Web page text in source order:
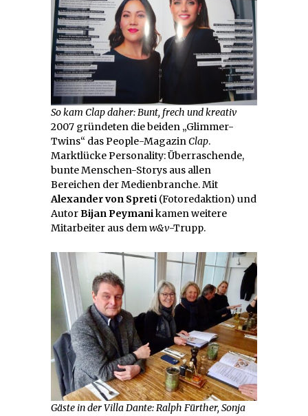
So kam Clap daher: Bunt, frech und kreativ
2007 gründeten die beiden „Glimmer-
Twins“ das People-MagazinClap.
Marktlücke Personality: Überraschende,
bunte Menschen-Storys aus allen
Bereichen der Medienbranche. Mit
Alexander von Spreti (Fotoredaktion) und
AutorBijan Peymanikamen weitere
Mitarbeiter aus demw&v-Trupp.
Gäste in der Villa Dante: Ralph Fürther, Sonja